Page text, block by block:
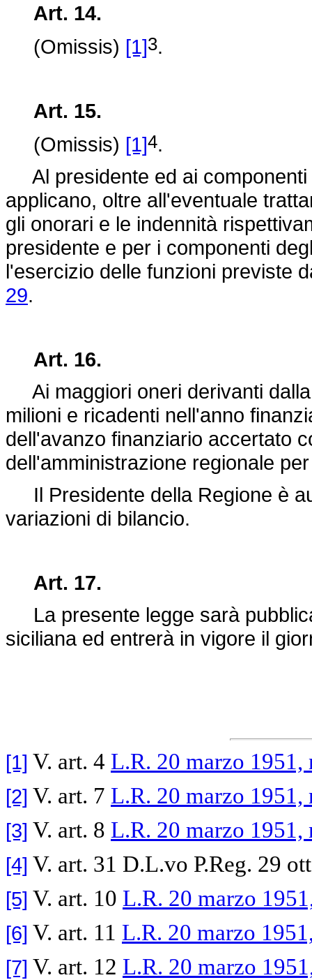
Art. 14.
(Omissis) [1]3.
Art. 15.
(Omissis) [1]4.
Al presidente ed ai componenti
applicano, oltre all'eventuale
gli onorari e le indennità
presidente e per i componenti
l'esercizio delle funzioni previste
29.
Art. 16.
Ai maggiori oneri derivanti
milioni e ricadenti nell'anno
dell'avanzo finanziario accertato
dell'amministrazione regionale
Il Presidente della Regione è
variazioni di bilancio.
Art. 17.
La presente legge sarà
siciliana ed entrerà in vigore il
[1] V. art. 4 L.R. 20 marzo 1951,
[2] V. art. 7 L.R. 20 marzo 1951,
[3] V. art. 8 L.R. 20 marzo 1951,
[4] V. art. 31 D.L.vo P.Reg. 29
[5] V. art. 10 L.R. 20 marzo
[6] V. art. 11 L.R. 20 marzo
[7] V. art. 12 L.R. 20 marzo